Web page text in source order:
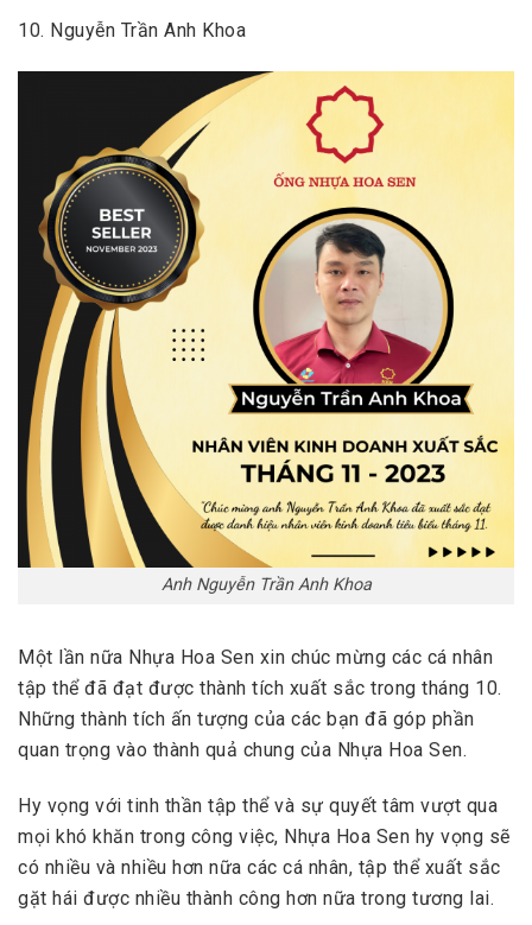
10. Nguyễn Trần Anh Khoa
Anh Nguyễn Trần Anh Khoa
Một lần nữa Nhựa Hoa Sen xin chúc mừng các cá nhân
tập thể đã đạt được thành tích xuất sắc trong tháng 10.
Những thành tích ấn tượng của các bạn đã góp phần
quan trọng vào thành quả chung của Nhựa Hoa Sen.
Hy vọng với tinh thần tập thể và sự quyết tâm vượt qua
mọi khó khăn trong công việc, Nhựa Hoa Sen hy vọng sẽ
có nhiều và nhiều hơn nữa các cá nhân, tập thể xuất sắc
gặt hái được nhiều thành công hơn nữa trong tương lai.